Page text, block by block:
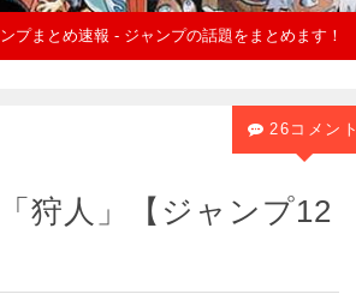
プまとめ速報 - ジャンプの話題をまとめます！
狩人」【ジャンプ12
26コメント